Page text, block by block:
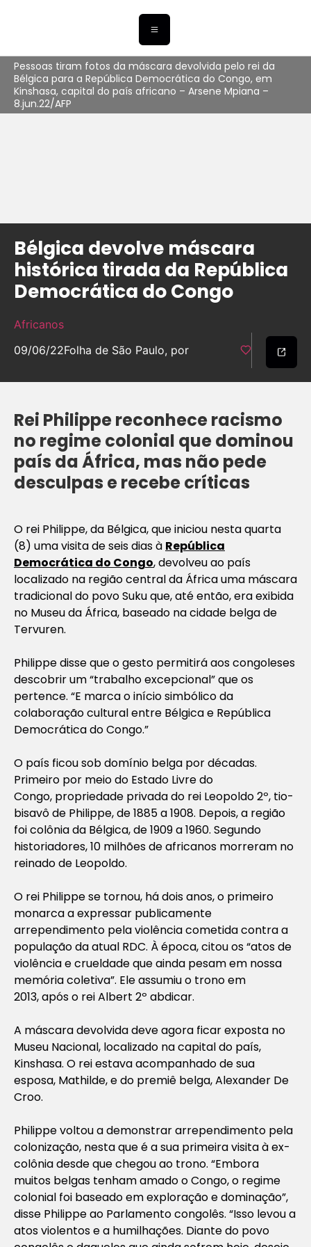
Pessoas tiram fotos da máscara devolvida pelo rei da
Bélgica para a República Democrática do Congo, em
Kinshasa, capital do país africano – Arsene Mpiana –
8.jun.22/AFP
Bélgica devolve máscara
histórica tirada da República
Democrática do Congo
Africanos
09/06/22Folha de São Paulo, por
Rei Philippe reconhece racismo
no regime colonial que dominou
país da África, mas não pede
desculpas e recebe críticas
O rei Philippe, da Bélgica, que iniciou nesta quarta
(8) uma visita de seis dias à República
Democrática do Congo, devolveu ao país
localizado na região central da África uma máscara
tradicional do povo Suku que, até então, era exibida
no Museu da África, baseado na cidade belga de
Tervuren.
Philippe disse que o gesto permitirá aos congoleses
descobrir um “trabalho excepcional” que os
pertence. “E marca o início simbólico da
colaboração cultural entre Bélgica e República
Democrática do Congo.”
O país ficou sob domínio belga por décadas.
Primeiro por meio do Estado Livre do
Congo, propriedade privada do rei Leopoldo 2º, tio-
bisavô de Philippe, de 1885 a 1908. Depois, a região
foi colônia da Bélgica, de 1909 a 1960. Segundo
historiadores, 10 milhões de africanos morreram no
reinado de Leopoldo.
O rei Philippe se tornou, há dois anos, o primeiro
monarca a expressar publicamente
arrependimento pela violência cometida contra a
população da atual RDC. À época, citou os “atos de
violência e crueldade que ainda pesam em nossa
memória coletiva”. Ele assumiu o trono em
2013, após o rei Albert 2º abdicar.
A máscara devolvida deve agora ficar exposta no
Museu Nacional, localizado na capital do país,
Kinshasa. O rei estava acompanhado de sua
esposa, Mathilde, e do premiê belga, Alexander De
Croo.
Philippe voltou a demonstrar arrependimento pela
colonização, nesta que é a sua primeira visita à ex-
colônia desde que chegou ao trono. “Embora
muitos belgas tenham amado o Congo, o regime
colonial foi baseado em exploração e dominação”,
disse Philippe ao Parlamento congolês. “Isso levou a
atos violentos e a humilhações. Diante do povo